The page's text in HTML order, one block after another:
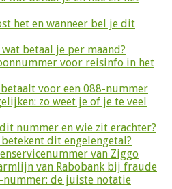
het en wanneer bel je dit
betaal je per maand?
voor reisinfo in het
voor een 088-nummer
zo weet je of je te veel
nummer en wie zit erachter?
dit engelengetal?
van Ziggo
van Rabobank bij fraude
nummer: de juiste notatie